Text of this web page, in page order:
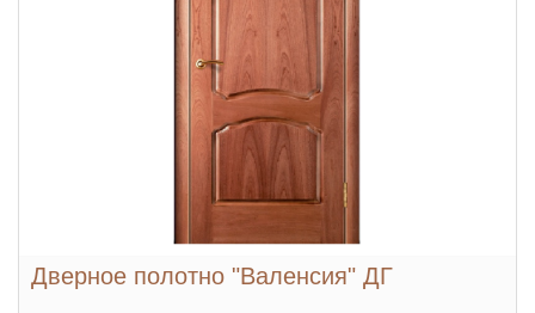
Дверное полотно "Валенсия" ДГ